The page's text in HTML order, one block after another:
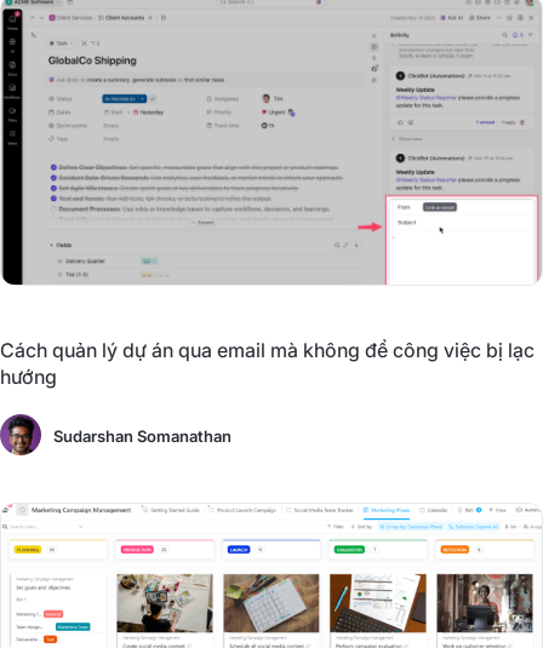
Cách quản lý dự án qua email mà không để công việc bị lạc
hướng
Sudarshan Somanathan